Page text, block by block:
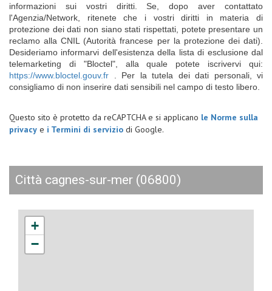
informazioni sui vostri diritti. Se, dopo aver contattato
l'Agenzia/Network, ritenete che i vostri diritti in materia di
protezione dei dati non siano stati rispettati, potete presentare un
reclamo alla CNIL (Autorità francese per la protezione dei dati).
Desideriamo informarvi dell'esistenza della lista di esclusione dal
telemarketing di "Bloctel", alla quale potete iscrivervi qui:
https://www.bloctel.gouv.fr . Per la tutela dei dati personali, vi
consigliamo di non inserire dati sensibili nel campo di testo libero.
Questo sito è protetto da reCAPTCHA e si applicano le Norme sulla
privacy e i Termini di servizio di Google.
città cagnes-sur-mer (06800)
+
−